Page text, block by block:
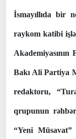
İsmayıllıda bir
raykom katibi
Bakı Ali Partiya
redaktoru,
qrupunun
“Yeni